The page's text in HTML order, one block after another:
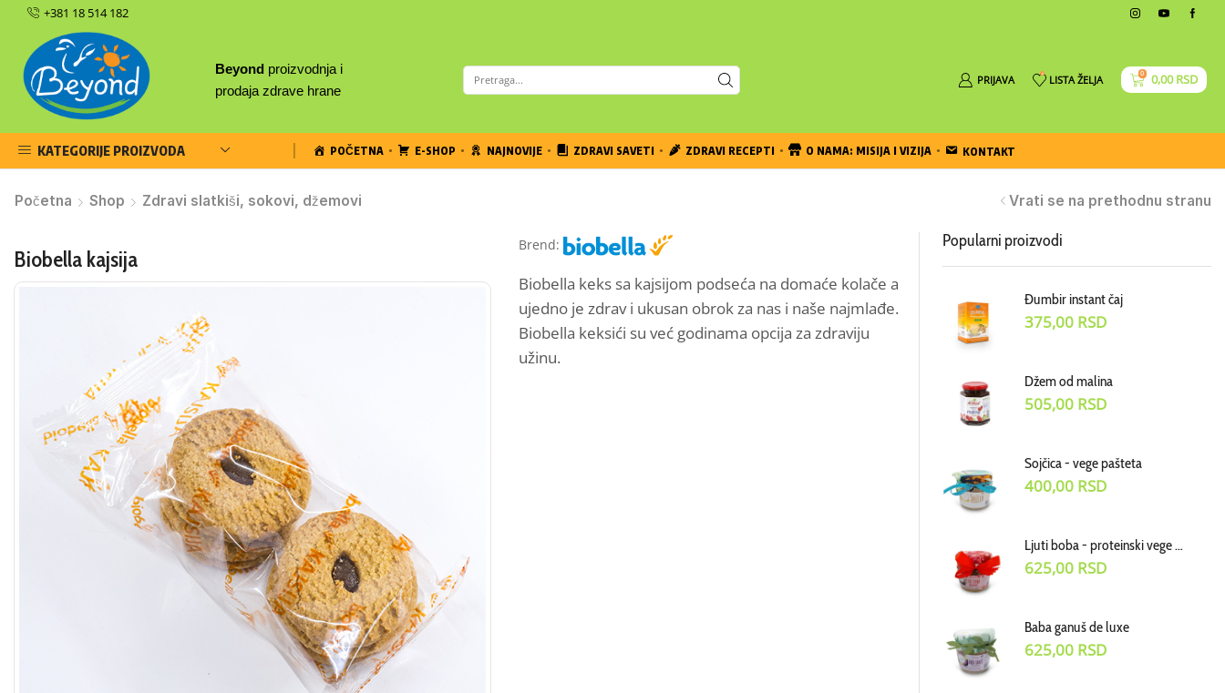
+381 18 514 182
Beyond proizvodnja i
prodaja zdrave hrane
PRIJAVA 0 LISTA ŽELJA 0 0,00RSD
KATEGORIJE PROIZVODA POČETNA E-SHOP NAJNOVIJE ZDRAVI SAVETI ZDRAVI RECEPTI O NAMA: MISIJA I VIZIJA KONTAKT
Početna Shop Zdravi slatkiši, sokovi, džemovi Vrati se na prethodnu stranu
Biobella kajsija
Brend:
Biobella keks sa kajsijom podseća na domaće kolače a
ujedno je zdrav i ukusan obrok za nas i naše najmlađe.
Biobella keksići su već godinama opcija za zdraviju
užinu.
Popularni proizvodi
Đumbir instant čaj
375,00 RSD
Džem od malina
505,00 RSD
Sojčica - vege pašteta
400,00 RSD
Ljuti boba - proteinski vege dodatak uz jela
625,00 RSD
Baba ganuš de luxe
625,00 RSD